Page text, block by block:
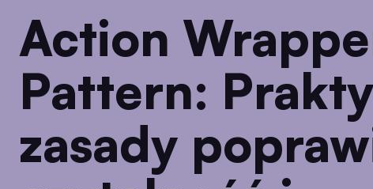
Action Wrapper
Pattern:
zasady